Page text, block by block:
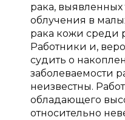
рака,
облучения в
рака кожи среди
Работники и,
судить о
заболеваемости
неизвестны.
обладающего
относительно